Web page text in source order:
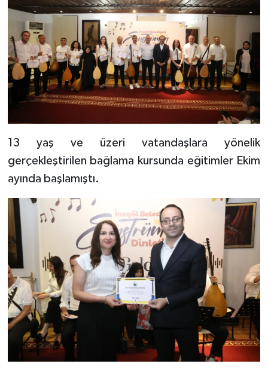
13 yaş ve üzeri vatandaşlara yönelik
gerçekleştirilen bağlama kursunda eğitimler Ekim
ayında başlamıştı.